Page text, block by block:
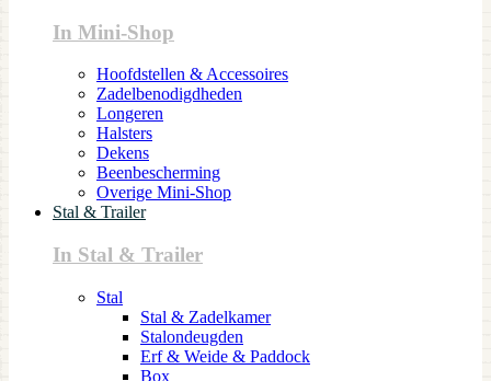
In Mini-Shop
Hoofdstellen & Accessoires
Zadelbenodigdheden
Longeren
Halsters
Dekens
Beenbescherming
Overige Mini-Shop
Stal & Trailer
In Stal & Trailer
Stal
Stal & Zadelkamer
Stalondeugden
Erf & Weide & Paddock
Box